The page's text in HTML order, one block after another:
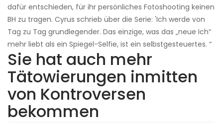
dafür entschieden, für ihr persönliches Fotoshooting keinen
BH zu tragen. Cyrus schrieb über die Serie: 'Ich werde von
Tag zu Tag grundlegender. Das einzige, was das „neue Ich“
mehr liebt als ein Spiegel-Selfie, ist ein selbstgesteuertes. “
Sie hat auch mehr
Tätowierungen inmitten
von Kontroversen
bekommen